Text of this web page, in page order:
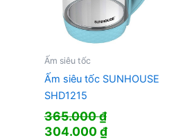
Ấm siêu tốc
Ấm siêu tốc SUNHOUSE
SHD1215
365.000₫
Giá
304.000₫Giá